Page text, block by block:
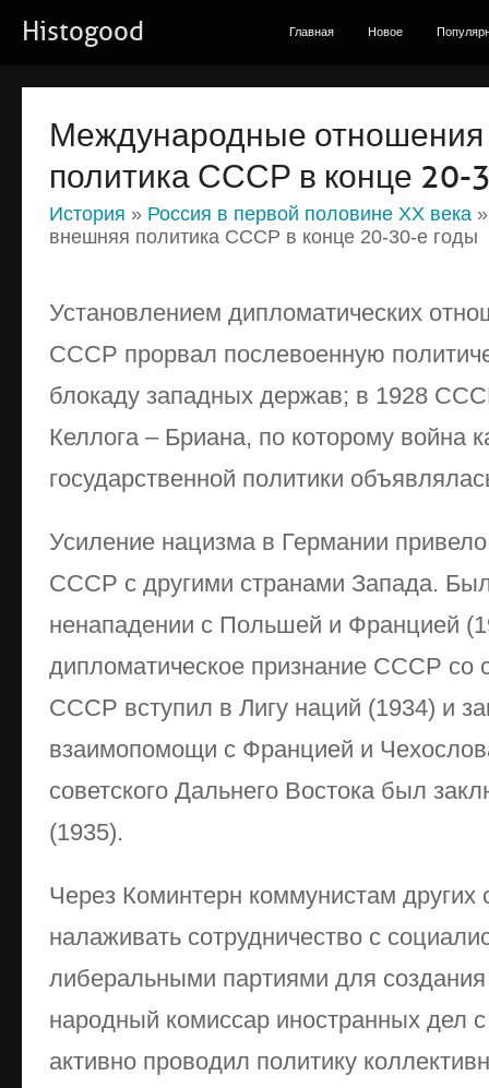
Histogood Главная Новое
Международные
политика СССР в конце 20-
История » Россия в первой половине ХХ века
внешняя политика СССР в конце 20-30-е годы
Установлением дипломатических
СССР прорвал послевоенную
блокаду западных держав; в 1928
Келлога – Бриана, по которому война
государственной политики
Усиление нацизма в Германии
СССР с другими странами Запада.
ненападении с Польшей и Францией
дипломатическое признание СССР
СССР вступил в Лигу наций (1934) и
взаимопомощи с Францией и
советского Дальнего Востока был
(1935).
Через Коминтерн коммунистам других
налаживать сотрудничество с
либеральными партиями для
народный комиссар иностранных дел
активно проводил политику